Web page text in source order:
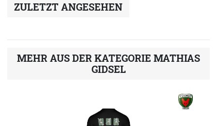
ZULETZT ANGESEHEN
MEHR AUS DER KATEGORIE MATHIAS
GIDSEL